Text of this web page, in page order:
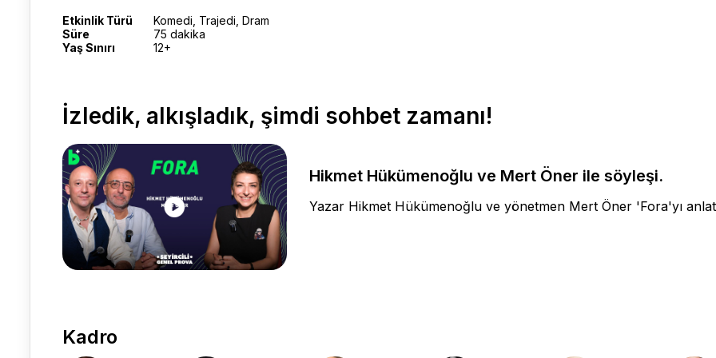
Etkinlik Türü
Komedi, Trajedi, Dram
Süre
75 dakika
Yaş Sınırı
12+
İzledik, alkışladık, şimdi sohbet zamanı!
Hikmet Hükümenoğlu ve Mert Öner ile söyleşi.
Yazar Hikmet Hükümenoğlu ve yönetmen Mert Öner 'Fora'yı
Kadro